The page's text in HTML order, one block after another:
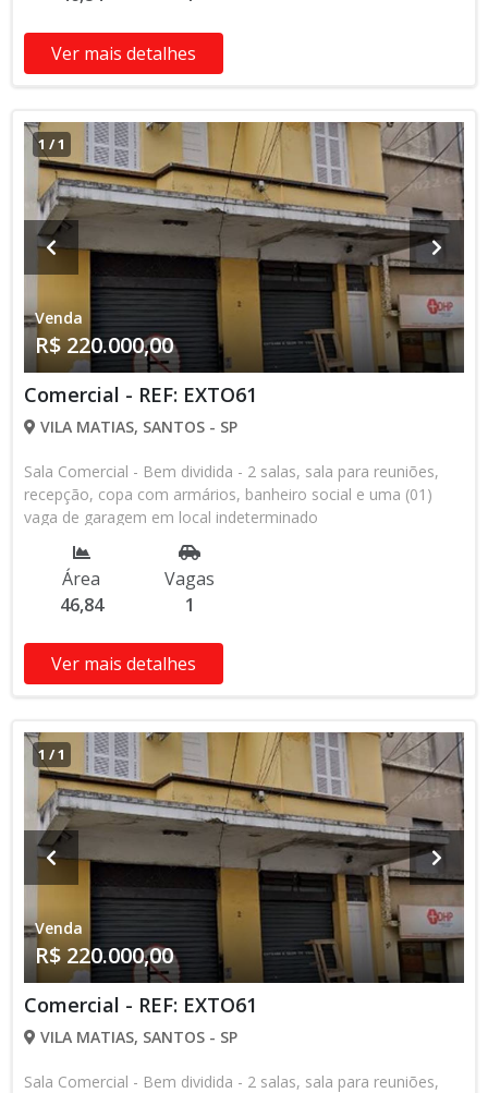
Ver mais detalhes
1 /1
Venda
R$ 220.000,00
Comercial - REF: EXTO61
VILA MATIAS, SANTOS - SP
Sala Comercial - Bem dividida - 2 salas, sala para reuniões,
recepção, copa com armários, banheiro social e uma (01)
vaga de garagem em local indeterminado
Área
46,84
Vagas
1
Ver mais detalhes
1 /1
Venda
R$ 220.000,00
Comercial - REF: EXTO61
VILA MATIAS, SANTOS - SP
Sala Comercial - Bem dividida - 2 salas, sala para reuniões,